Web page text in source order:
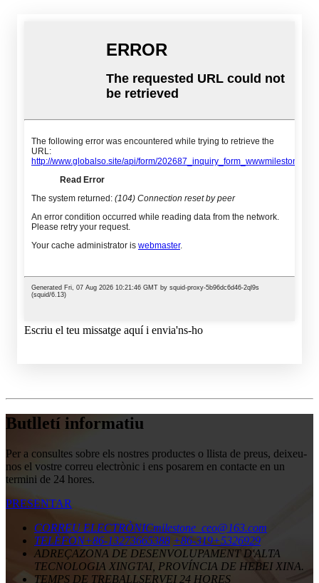
Escriu el teu missatge aquí i envia'ns-ho
Butlletí informatiu
Per a consultes sobre els nostres productes o llista de preus, deixeu-
nos el vostre correu electrònic i ens posarem en contacte en un
termini de 24 hores.
PRESENTAR
CORREU ELECTRÒNICmilestone_ceo@163.com
TELÈFON+86-13273665388 +86-319+5326929
ADREÇAZONA DE DESENVOLUPAMENT D'ALTA
TECNOLOGIA XINGTAI, PROVÍNCIA DE HEBEI XINA.
TEMPS DE TREBALLSERVEI 24 HORES